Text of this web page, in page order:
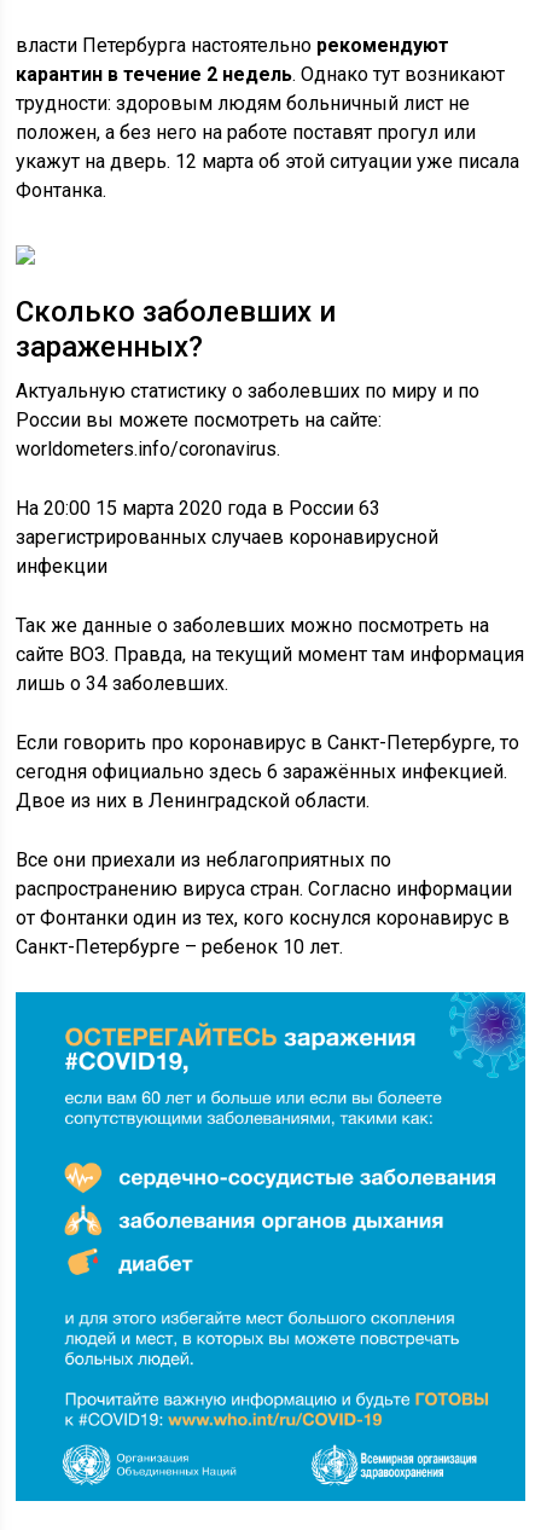
власти Петербурга настоятельно рекомендуют
карантин в течение 2 недель. Однако тут возникают
трудности: здоровым людям больничный лист не
положен, а без него на работе поставят прогул или
укажут на дверь. 12 марта об этой ситуации уже писала
Фонтанка.
Сколько заболевших и
зараженных?
Актуальную статистику о заболевших по миру и по
России вы можете посмотреть на сайте:
worldometers.info/coronavirus.
На 20:00 15 марта 2020 года в России 63
зарегистрированных случаев коронавирусной
инфекции
Так же данные о заболевших можно посмотреть на
сайте ВОЗ. Правда, на текущий момент там информация
лишь о 34 заболевших.
Если говорить про коронавирус в Санкт-Петербурге, то
сегодня официально здесь 6 заражённых инфекцией.
Двое из них в Ленинградской области.
Все они приехали из неблагоприятных по
распространению вируса стран. Согласно информации
от Фонтанки один из тех, кого коснулся коронавирус в
Санкт-Петербурге – ребенок 10 лет.